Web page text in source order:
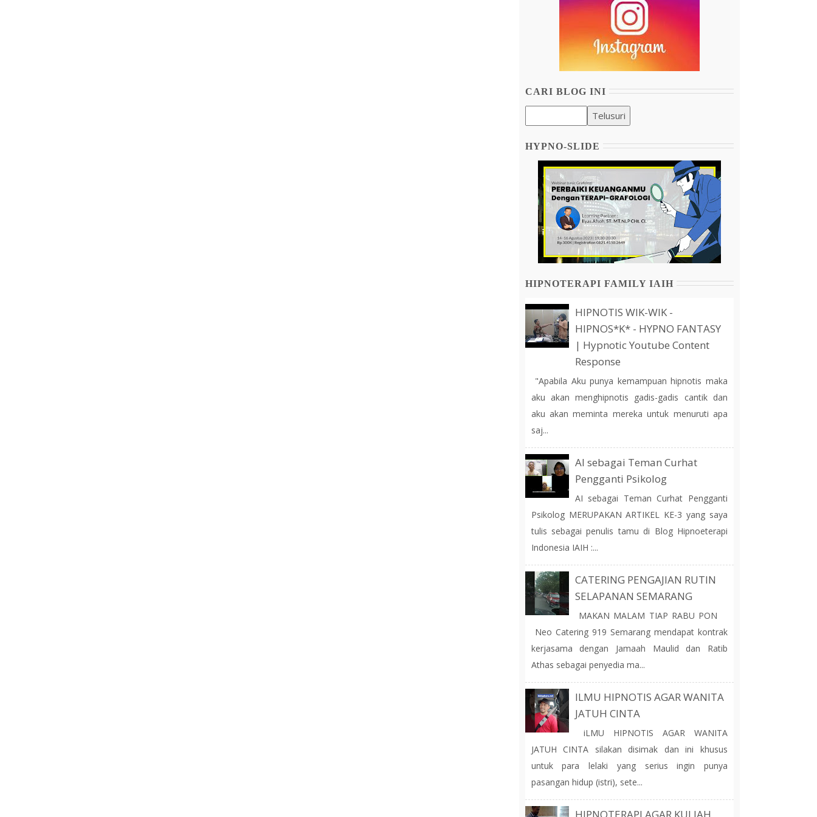
CARI BLOG INI
HYPNO-SLIDE
HIPNOTERAPI FAMILY IAIH
HIPNOTIS WIK-WIK -
HIPNOS*K* - HYPNO FANTASY
| Hypnotic Youtube Content
Response
"Apabila Aku punya kemampuan hipnotis maka
aku akan menghipnotis gadis-gadis cantik dan
aku akan meminta mereka untuk menuruti apa
saj...
AI sebagai Teman Curhat
Pengganti Psikolog
AI sebagai Teman Curhat Pengganti
Psikolog MERUPAKAN ARTIKEL KE-3 yang saya
tulis sebagai penulis tamu di Blog Hipnoeterapi
Indonesia IAIH :...
CATERING PENGAJIAN RUTIN
SELAPANAN SEMARANG
MAKAN MALAM TIAP RABU PON
Neo Catering 919 Semarang mendapat kontrak
kerjasama dengan Jamaah Maulid dan Ratib
Athas sebagai penyedia ma...
ILMU HIPNOTIS AGAR WANITA
JATUH CINTA
iLMU HIPNOTIS AGAR WANITA
JATUH CINTA silakan disimak dan ini khusus
untuk para lelaki yang serius ingin punya
pasangan hidup (istri), sete...
HIPNOTERAPI AGAR KULIAH